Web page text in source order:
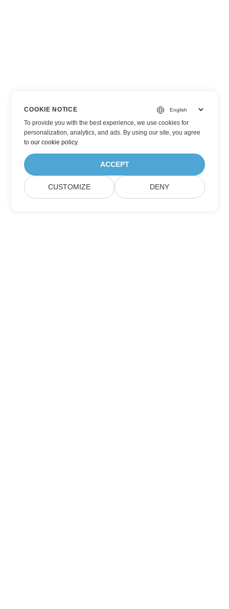
COOKIE NOTICE
To provide you with the best experience, we use cookies for
personalization, analytics, and ads. By using our site, you agree
toour cookie policy.
ACCEPT
CUSTOMIZE DENY